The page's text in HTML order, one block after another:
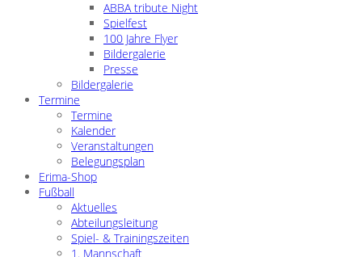
ABBA tribute Night
Spielfest
100 Jahre Flyer
Bildergalerie
Presse
Bildergalerie
Termine
Termine
Kalender
Veranstaltungen
Belegungsplan
Erima-Shop
Fußball
Aktuelles
Abteilungsleitung
Spiel- & Trainingszeiten
1. Mannschaft